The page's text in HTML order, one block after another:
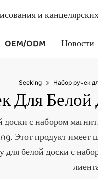
и
OEM/ODM Новости
Seeking Набор ручек
Для
с набором
Этот продукт
белой доски с